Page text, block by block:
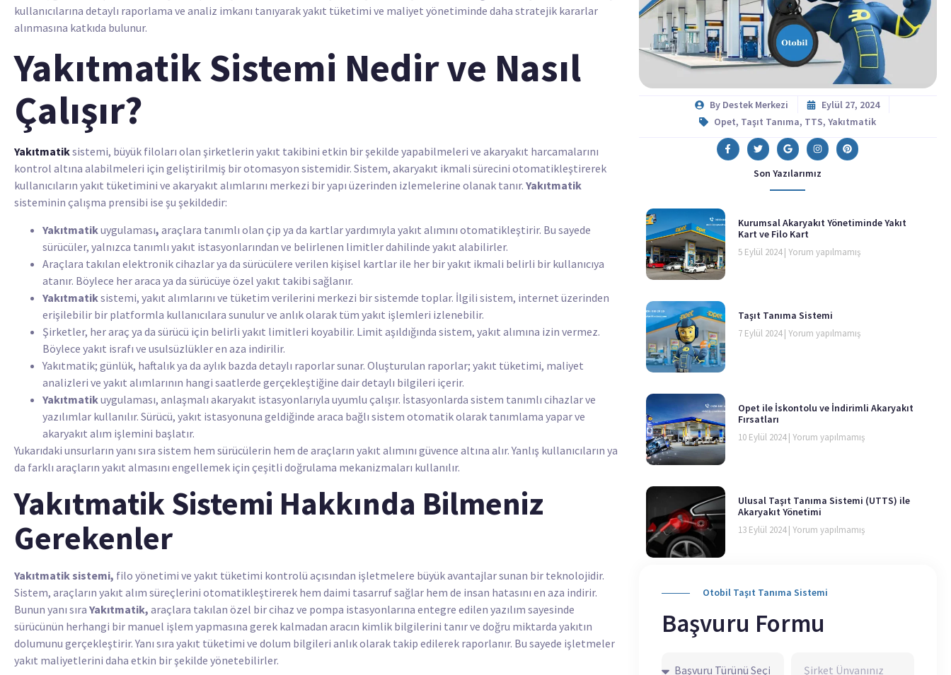
kullanıcılarına detaylı raporlama ve analiz imkanı tanıyarak yakıt tüketimi ve maliyet yönetiminde daha stratejik kararlar
alınmasına katkıda bulunur.
Yakıtmatik Sistemi Nedir ve Nasıl
Çalışır?
Yakıtmatiksistemi, büyük filoları olan şirketlerin yakıt takibini etkin bir şekilde yapabilmeleri ve akaryakıt harcamalarını
kontrol altına alabilmeleri için geliştirilmiş bir otomasyon sistemidir. Sistem, akaryakıt ikmali sürecini otomatikleştirerek
kullanıcıların yakıt tüketimini ve akaryakıt alımlarını merkezi bir yapı üzerinden izlemelerine olanak tanır. Yakıtmatik
sisteminin çalışma prensibi ise şu şekildedir:
Yakıtmatikuygulaması, araçlara tanımlı olan çip ya da kartlar yardımıyla yakıt alımını otomatikleştirir. Bu sayede
sürücüler, yalnızca tanımlı yakıt istasyonlarından ve belirlenen limitler dahilinde yakıt alabilirler.
Araçlara takılan elektronik cihazlar ya da sürücülere verilen kişisel kartlar ile her bir yakıt ikmali belirli bir kullanıcıya
atanır. Böylece her araca ya da sürücüye özel yakıt takibi sağlanır.
Yakıtmatiksistemi, yakıt alımlarını ve tüketim verilerini merkezi bir sistemde toplar. İlgili sistem, internet üzerinden
erişilebilir bir platformla kullanıcılara sunulur ve anlık olarak tüm yakıt işlemleri izlenebilir.
Şirketler, her araç ya da sürücü için belirli yakıt limitleri koyabilir. Limit aşıldığında sistem, yakıt alımına izin vermez.
Böylece yakıt israfı ve usulsüzlükler en aza indirilir.
Yakıtmatik; günlük, haftalık ya da aylık bazda detaylı raporlar sunar. Oluşturulan raporlar; yakıt tüketimi, maliyet
analizleri ve yakıt alımlarının hangi saatlerde gerçekleştiğine dair detaylı bilgileri içerir.
Yakıtmatikuygulaması, anlaşmalı akaryakıt istasyonlarıyla uyumlu çalışır. İstasyonlarda sistem tanımlı cihazlar ve
yazılımlar kullanılır. Sürücü, yakıt istasyonuna geldiğinde araca bağlı sistem otomatik olarak tanımlama yapar ve
akaryakıt alım işlemini başlatır.
Yukarıdaki unsurların yanı sıra sistem hem sürücülerin hem de araçların yakıt alımını güvence altına alır. Yanlış kullanıcıların ya
da farklı araçların yakıt almasını engellemek için çeşitli doğrulama mekanizmaları kullanılır.
Yakıtmatik Sistemi Hakkında Bilmeniz
Gerekenler
Yakıtmatik sistemi, filo yönetimi ve yakıt tüketimi kontrolü açısından işletmelere büyük avantajlar sunan bir teknolojidir.
Sistem, araçların yakıt alım süreçlerini otomatikleştirerek hem daimi tasarruf sağlar hem de insan hatasını en aza indirir.
Bunun yanı sıra Yakıtmatik, araçlara takılan özel bir cihaz ve pompa istasyonlarına entegre edilen yazılım sayesinde
sürücünün herhangi bir manuel işlem yapmasına gerek kalmadan aracın kimlik bilgilerini tanır ve doğru miktarda yakıtın
dolumunu gerçekleştirir. Yanı sıra yakıt tüketimi ve dolum bilgileri anlık olarak takip edilerek raporlanır. Bu sayede işletmeler
yakıt maliyetlerini daha etkin bir şekilde yönetebilirler.
By Destek Merkezi
Eylül 27, 2024
Opet, Taşıt Tanıma, TTS,Yakıtmatik
Son Yazılarımız
Kurumsal Akaryakıt Yönetiminde Yakıt
Kart ve Filo Kart
5 Eylül 2024 Yorum yapılmamış
Taşıt Tanıma Sistemi
7 Eylül 2024 Yorum yapılmamış
Opet ile İskontolu ve İndirimli Akaryakıt
Fırsatları
10 Eylül 2024 Yorum yapılmamış
Ulusal Taşıt Tanıma Sistemi (UTTS) ile
Akaryakıt Yönetimi
13 Eylül 2024 Yorum yapılmamış
Otobil Taşıt Tanıma Sistemi
Başvuru Formu